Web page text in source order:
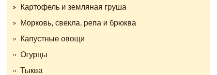
Картофель и земляная груша
Морковь, свекла, репа и брюква
Капустные овощи
Огурцы
Тыква